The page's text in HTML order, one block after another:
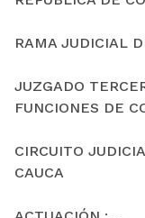
RAMA JUDICIAL
JUZGADO
FUNCIONES DE
CIRCUITO
CAUCA